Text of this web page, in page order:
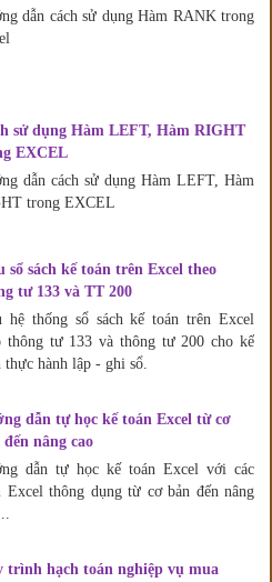
dẫn cách sử dụng Hàm RANK trong
sử dụng Hàm LEFT, Hàm RIGHT
EXCEL
dẫn cách sử dụng Hàm LEFT, Hàm
trong EXCEL
sổ sách kế toán trên Excel theo
tư 133 và TT 200
hệ thống sổ sách kế toán trên Excel
thông tư 133 và thông tư 200 cho kế
thực hành lập - ghi sổ.
dẫn tự học kế toán Excel từ cơ
đến nâng cao
dẫn tự học kế toán Excel với các
Excel thông dụng từ cơ bản đến nâng
trình hạch toán nghiệp vụ mua